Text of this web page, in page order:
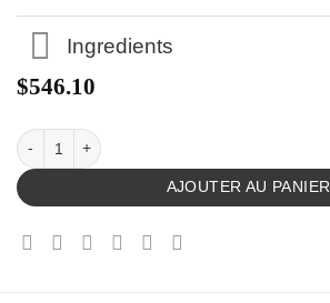
Ingredients
$546.10
AJOUTER AU PANIER